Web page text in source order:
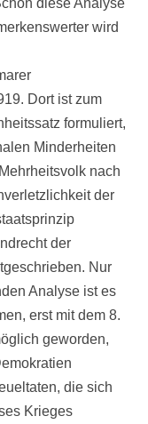
diese Analyse
wird
Dort ist zum
formuliert,
Minderheiten
nach
der
der
Nur
Analyse ist es
erst mit dem 8.
geworden,
die sich
Krieges